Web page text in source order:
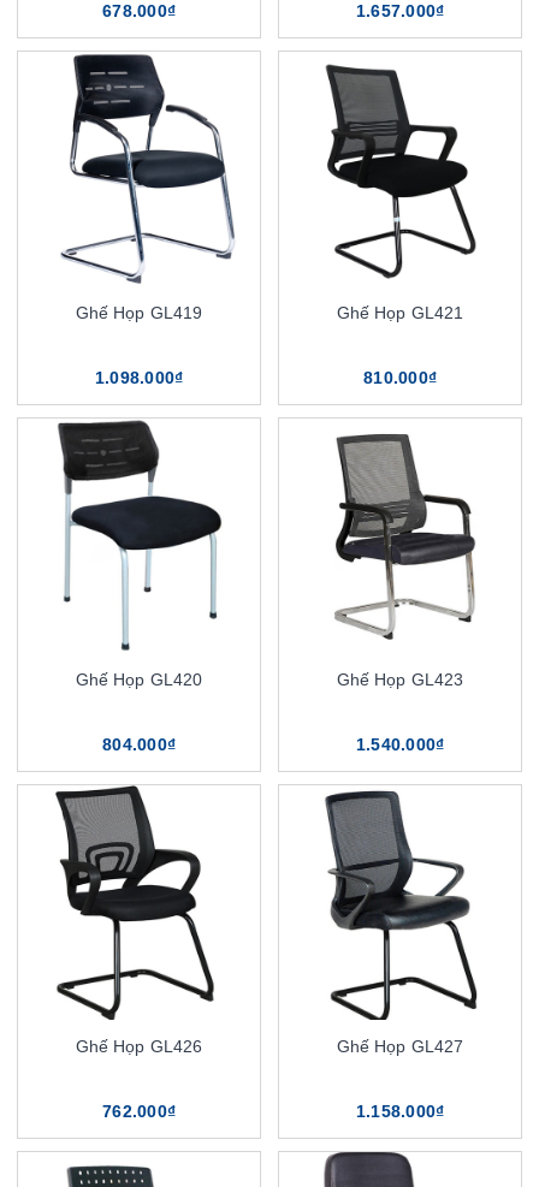
678.000₫ 1.657.000₫
Ghế Họp GL419
1.098.000₫
Ghế Họp GL421
810.000₫
Ghế Họp GL420
804.000₫
Ghế Họp GL423
1.540.000₫
Ghế Họp GL426
762.000₫
Ghế Họp GL427
1.158.000₫